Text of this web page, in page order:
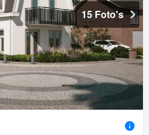
15 Foto's